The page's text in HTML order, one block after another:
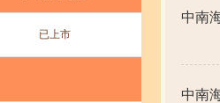
已上市
中南
中南